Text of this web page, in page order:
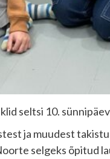
seltsi 10.
ja muudest
selgeks õpitud